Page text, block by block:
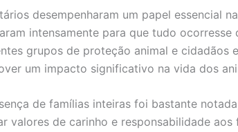
desempenharam um papel essencial
intensamente para que tudo
grupos de proteção animal e cidadãos
um impacto significativo na vida dos
de famílias inteiras foi bastante
valores de carinho e responsabilidade